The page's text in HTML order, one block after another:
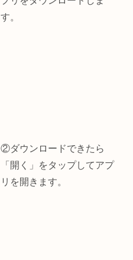
す。
②ダウンロードできたら
「開く」をタップしてアプ
リを開きます。